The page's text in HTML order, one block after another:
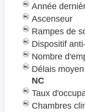
Année
Ascenseur
Rampes de
Dispositif
Nombre
Délais
NC
Taux
Chambres